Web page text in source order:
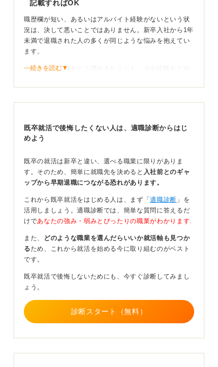
記載すればOK
職歴欄が短い、あるいはアルバイト経験がないという状
況は、決して悪いことではありません。新卒入社から1年
未満で退職された人の多くが同じような悩みを抱えてい
ます。
大切なのは空欄をどう埋めるかよりも、その経験をどの
長さではなく、そこに込められた意図や誠実さで評価さ
半年で退職しアルバイト経験のなかったMさんは、履歴
書に「〇〇株式会社入社」、「〇年〇月自己都合により
した。
その分、自己PRでは「短期間の経験を通じて自分の強み
と職場の相性を見直せた」とまとめ、次への意欲を明確
にしました。面接ではその率直さが評価され、内定につ
ながったのです。
題ありません。
ていきたいかを伝えることです。多くの企業は過去の経
歴よりも、将来の伸びしろや成長意欲を重視していま
す。
い訳ではなく、自分の軸を見つめ直した経験として語る
⋯続きを読む▼
既卒就活で後悔したくない人は、適職診断からはじ
めよう
既卒の就活は新卒と違い、選べる職業に限りがありま
す。そのため、簡単に就職先を決めると 入社前とのギャ
ップから早期退職につながる恐れがあります。
これから既卒就活をはじめる人は、まず「適職診断 」を
活用しましょう。適職診断では、簡単な質問に答えるだ
けであなたの強み・弱みとぴったりの職業がわかります.
また、
どのような職業を選んだらいいか就活軸も見つか
る ため、これから就活を始める今に取り組むのがベスト
です。
既卒就活で後悔しないためにも、今すぐ診断してみまし
ょう。
診断スタート（無料）